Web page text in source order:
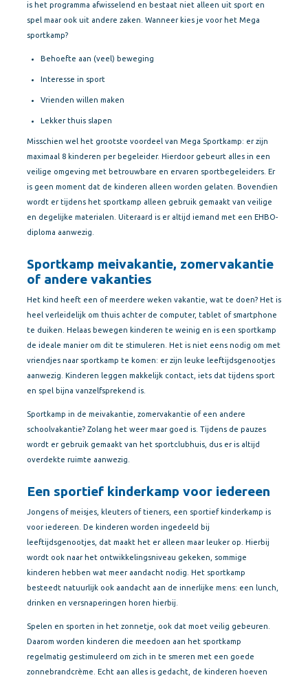
is het programma afwisselend en bestaat niet alleen uit sport en
spel maar ook uit andere zaken. Wanneer kies je voor het Mega
sportkamp?
Behoefte aan (veel) beweging
Interesse in sport
Vrienden willen maken
Lekker thuis slapen
Misschien wel het grootste voordeel van Mega Sportkamp: er zijn
maximaal 8 kinderen per begeleider. Hierdoor gebeurt alles in een
veilige omgeving met betrouwbare en ervaren sportbegeleiders. Er
is geen moment dat de kinderen alleen worden gelaten. Bovendien
wordt er tijdens het sportkamp alleen gebruik gemaakt van veilige
en degelijke materialen. Uiteraard is er altijd iemand met een EHBO-
diploma aanwezig.
Sportkamp meivakantie, zomervakantie
of andere vakanties
Het kind heeft een of meerdere weken vakantie, wat te doen? Het is
heel verleidelijk om thuis achter de computer, tablet of smartphone
te duiken. Helaas bewegen kinderen te weinig en is een sportkamp
de ideale manier om dit te stimuleren. Het is niet eens nodig om met
vriendjes naar sportkamp te komen: er zijn leuke leeftijdsgenootjes
aanwezig. Kinderen leggen makkelijk contact, iets dat tijdens sport
en spel bijna vanzelfsprekend is.
Sportkamp in de meivakantie, zomervakantie of een andere
schoolvakantie? Zolang het weer maar goed is. Tijdens de pauzes
wordt er gebruik gemaakt van het sportclubhuis, dus er is altijd
overdekte ruimte aanwezig.
Een sportief kinderkamp voor iedereen
Jongens of meisjes, kleuters of tieners, een sportief kinderkamp is
voor iedereen. De kinderen worden ingedeeld bij
leeftijdsgenootjes, dat maakt het er alleen maar leuker op. Hierbij
wordt ook naar het ontwikkelingsniveau gekeken, sommige
kinderen hebben wat meer aandacht nodig. Het sportkamp
besteedt natuurlijk ook aandacht aan de innerlijke mens: een lunch,
drinken en versnaperingen horen hierbij.
Spelen en sporten in het zonnetje, ook dat moet veilig gebeuren.
Daarom worden kinderen die meedoen aan het sportkamp
regelmatig gestimuleerd om zich in te smeren met een goede
zonnebrandcrème. Echt aan alles is gedacht, de kinderen hoeven